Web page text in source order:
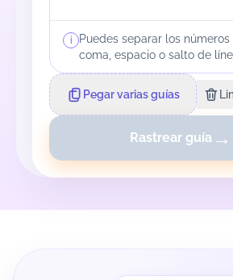
i
Puedes separar los
coma, espacio o salto de
Pegar varias guías
Rastrear guía →